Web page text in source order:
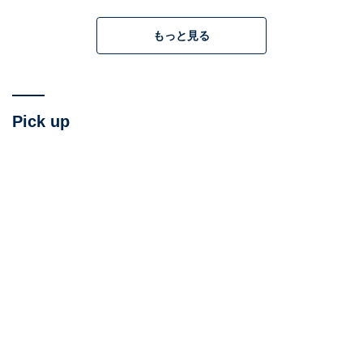
もっと見る
Pick up